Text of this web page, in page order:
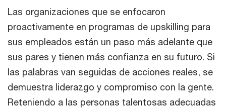
Las organizaciones que se enfocaron
proactivamente en programas de upskilling para
sus empleados están un paso más adelante que
sus pares y tienen más confianza en su futuro. Si
las palabras van seguidas de acciones reales, se
demuestra liderazgo y compromiso con la gente.
Reteniendo a las personas talentosas adecuadas